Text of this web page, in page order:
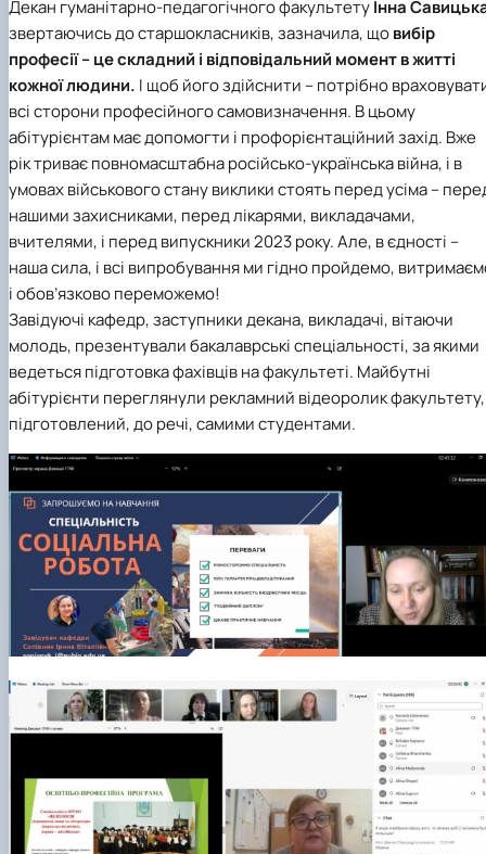
Декан гуманітарно-педагогічного факультетуІнна
звертаючись до старшокласників, зазначила, щовибір
професії – це складний і відповідальний момент в житті
кожної людини. І щоб його здійснити – потрібно
всі сторони професійного самовизначення. В цьому
абітурієнтам має допомогти і профорієнтаційний захід. Вже
рік триває повномасштабна російсько-українська війна, і в
умовах військового стану виклики стоять перед усіма –
нашими захисниками, перед лікарями, викладачами,
вчителями, і перед випускники 2023 року. Але, в єдності –
наша сила, і всі випробування ми гідно пройдемо,
і обов’язково переможемо!
Завідуючі кафедр, заступники декана, викладачі, вітаючи
молодь, презентували бакалаврські спеціальності, за якими
ведеться підготовка фахівців на факультеті. Майбутні
абітурієнти переглянули рекламний відеоролик факультету,
підготовлений, до речі, самими студентами.